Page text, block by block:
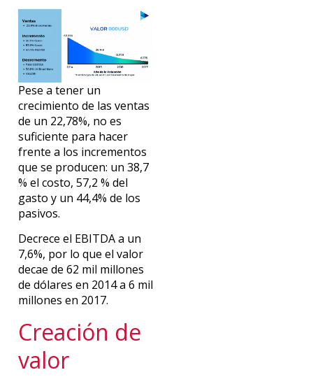
Pese a tener un
crecimiento de las ventas
de un 22,78%, no es
suficiente para hacer
frente a los incrementos
que se producen: un 38,7
% el costo, 57,2 % del
gasto y un 44,4% de los
pasivos.
Decrece el EBITDA a un
7,6%, por lo que el valor
decae de 62 mil millones
de dólares en 2014 a 6 mil
millones en 2017.
Creación de
valor